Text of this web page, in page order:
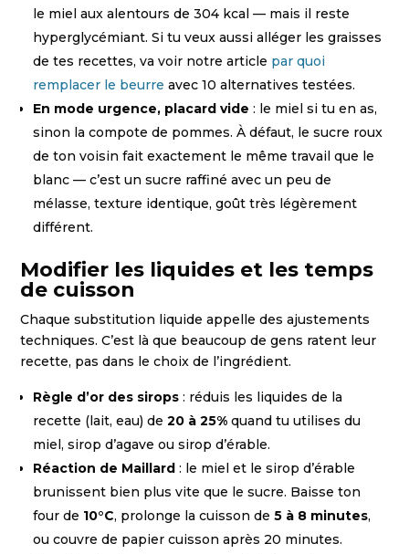
le miel aux alentours de 304 kcal — mais il reste
hyperglycémiant. Si tu veux aussi alléger les graisses
de tes recettes, va voir notre article par quoi
remplacer le beurre avec 10 alternatives testées.
En mode urgence, placard vide : le miel si tu en as,
sinon la compote de pommes. À défaut, le sucre roux
de ton voisin fait exactement le même travail que le
blanc — c’est un sucre raffiné avec un peu de
mélasse, texture identique, goût très légèrement
différent.
Modifier les liquides et les temps
de cuisson
Chaque substitution liquide appelle des ajustements
techniques. C’est là que beaucoup de gens ratent leur
recette, pas dans le choix de l’ingrédient.
Règle d’or des sirops : réduis les liquides de la
recette (lait, eau) de20 à 25% quand tu utilises du
miel, sirop d’agave ou sirop d’érable.
Réaction de Maillard : le miel et le sirop d’érable
brunissent bien plus vite que le sucre. Baisse ton
four de 10°C, prolonge la cuisson de5 à 8 minutes,
ou couvre de papier cuisson après 20 minutes.